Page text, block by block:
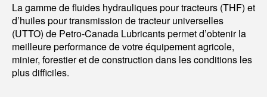
La gamme de fluides hydrauliques pour tracteurs (THF) et
d’huiles pour transmission de tracteur universelles
(UTTO) de Petro-Canada Lubricants permet d’obtenir la
meilleure performance de votre équipement agricole,
minier, forestier et de construction dans les conditions les
plus difficiles.